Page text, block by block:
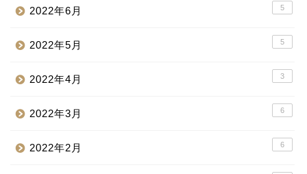
2022年6月 5
2022年5月 5
2022年4月 3
2022年3月 6
2022年2月 6